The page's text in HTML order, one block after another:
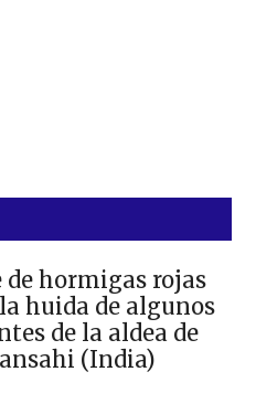
de hormigas rojas
huida de algunos
de la aldea de
(India)